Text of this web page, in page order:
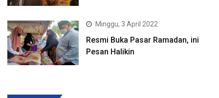
Minggu, 3 April 2022
Resmi Buka Pasar Ramadan, ini
Pesan Halikin